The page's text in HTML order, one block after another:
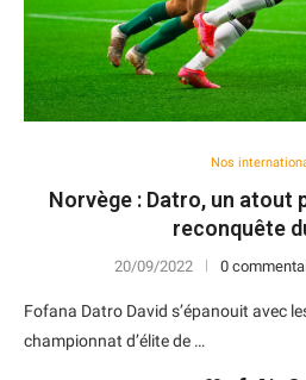
Nos
Norvège : Datro, un atout
reconquête
20/09/2022 0
Fofana Datro David s’épanouit avec
championnat d’élite de …